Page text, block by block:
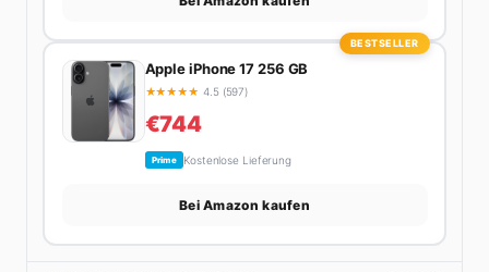
BESTSELLER
Apple iPhone 17 256 GB
★★★★★ 4.5 (597)
€744
Prime Kostenlose Lieferung
Bei Amazon kaufen